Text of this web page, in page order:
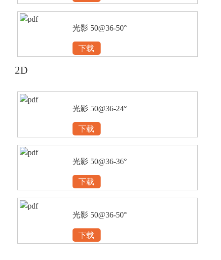
光影 50@36-50°
下载
2D
光影 50@36-24°
下载
光影 50@36-36°
下载
光影 50@36-50°
下载